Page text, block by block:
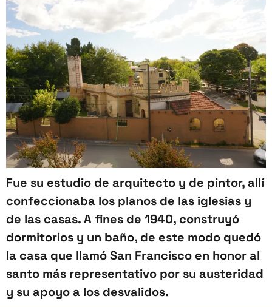
Fue su estudio de arquitecto y de pintor, allí
confeccionaba los planos de las iglesias y
de las casas. A fines de 1940, construyó
dormitorios y un baño, de este modo quedó
la casa que llamó San Francisco en honor al
santo más representativo por su austeridad
y su apoyo a los desvalidos.